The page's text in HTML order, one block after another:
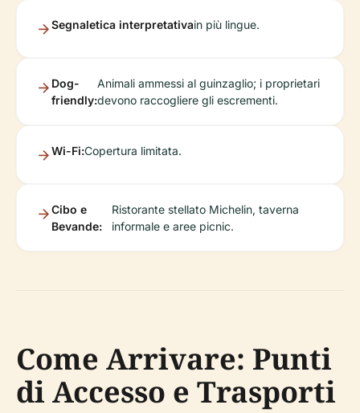
Segnaletica interpretativain più lingue.
Dog-
friendly:
Animali ammessi al guinzaglio; i proprietari
devono raccogliere gli escrementi.
Wi-Fi:Copertura limitata.
Cibo e
Bevande:
Ristorante stellato Michelin, taverna
informale e aree picnic.
Come Arrivare: Punti
di Accesso e Trasporti